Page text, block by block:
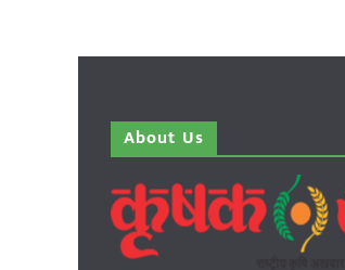
About Us